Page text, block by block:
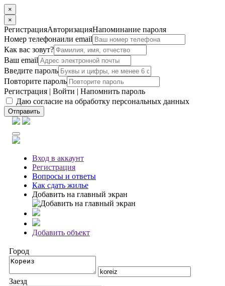
×
×
РегистрацияАвторизацияНапоминание пароля
Номер телефонаили email
Как вас зовут?
Ваш email
Введите пароль
Повторите пароль
Регистрация | Войти | Напомнить пароль
Даю согласие на обработку персональных данных
Отправить
Вход в аккаунт
Регистрация
Вопросы и ответы
Как сдать жилье
Добавить на главный экран
Добавить объект
Город
Заезд